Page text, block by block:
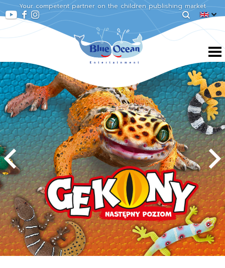
Your competent partner on the children publishing market